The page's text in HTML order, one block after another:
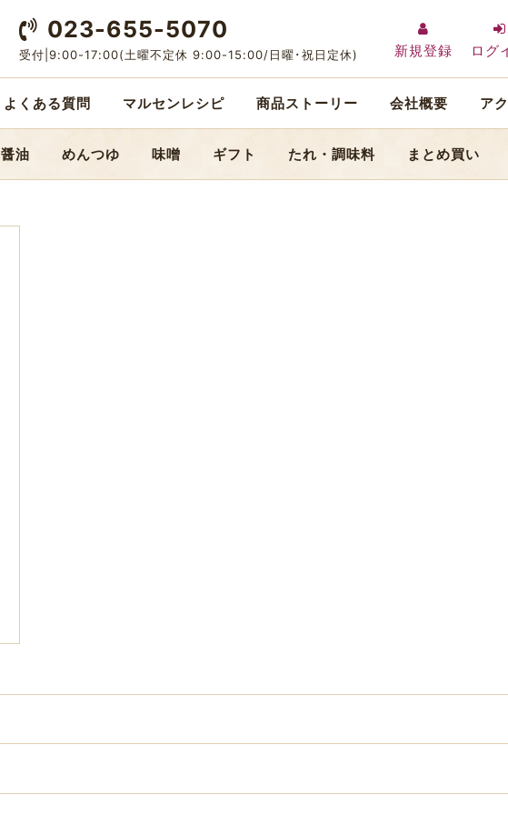
023-655-5070
受付|9:00-17:00(土曜不定休 9:00-15:00/日曜･祝日定休) 新規登録 ログ
よくある質問 マルセンレシピ 商品ストーリー 会社概要 ア
醤油 めんつゆ 味噌 ギフト たれ・調味料 まとめ買い